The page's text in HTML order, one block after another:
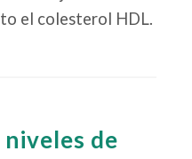
el colesterol HDL.
niveles de